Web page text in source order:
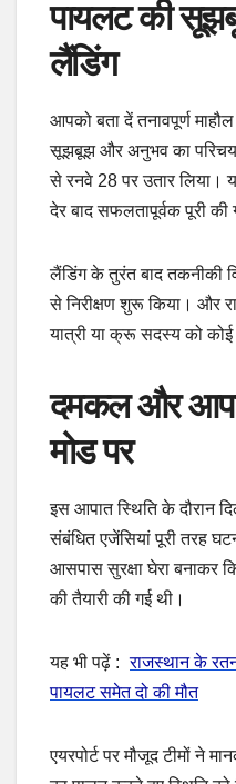
पायलट की
लैंडिंग
आपको बता दें तनावपूर्ण
सूझबूझ और अनुभव का परिचय
से रनवे 28 पर उतार लिया।
देर बाद सफलतापूर्वक पूरी की
लैंडिंग के तुरंत बाद तकनीकी
से निरीक्षण शुरू किया। और
यात्री या क्रू सदस्य को
दमकल और
मोड पर
इस आपात स्थिति के दौरान
संबंधित एजेंसियां पूरी तरह
आसपास सुरक्षा घेरा बनाकर
की तैयारी की गई थी।
यह भी पढ़ें : राजस्थान के
पायलट समेत दो की मौत
एयरपोर्ट पर मौजूद टीमों ने